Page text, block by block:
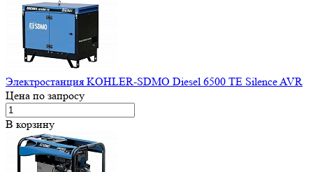
Электростанция KOHLER-SDMO Diesel 6500 TE Silence AVR
Цена по запросу
В корзину